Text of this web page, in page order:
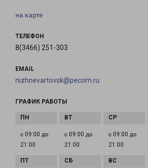
на карте
ТЕЛЕФОН
8(3466) 251-303
EMAIL
nizhnevartovsk@pecom.ru
ГРАФИК РАБОТЫ
с 09:00 до
21:00
с 09:00 до
21:00
с 09:00 до
21:00